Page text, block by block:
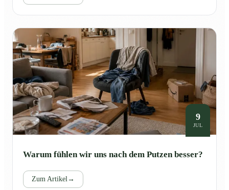
9
JUL
Warum fühlen wir uns nach dem Putzen besser?
Zum Artikel →